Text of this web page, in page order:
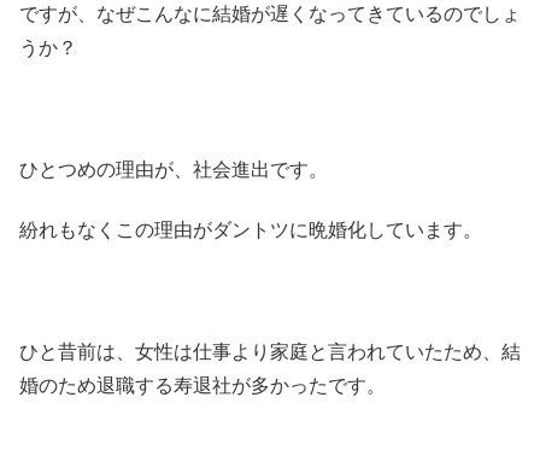
ですが、なぜこんなに結婚が遅くなってきているのでしょ
うか？
ひとつめの理由が、社会進出です。
紛れもなくこの理由がダントツに晩婚化しています。
ひと昔前は、女性は仕事より家庭と言われていたため、結
婚のため退職する寿退社が多かったです。